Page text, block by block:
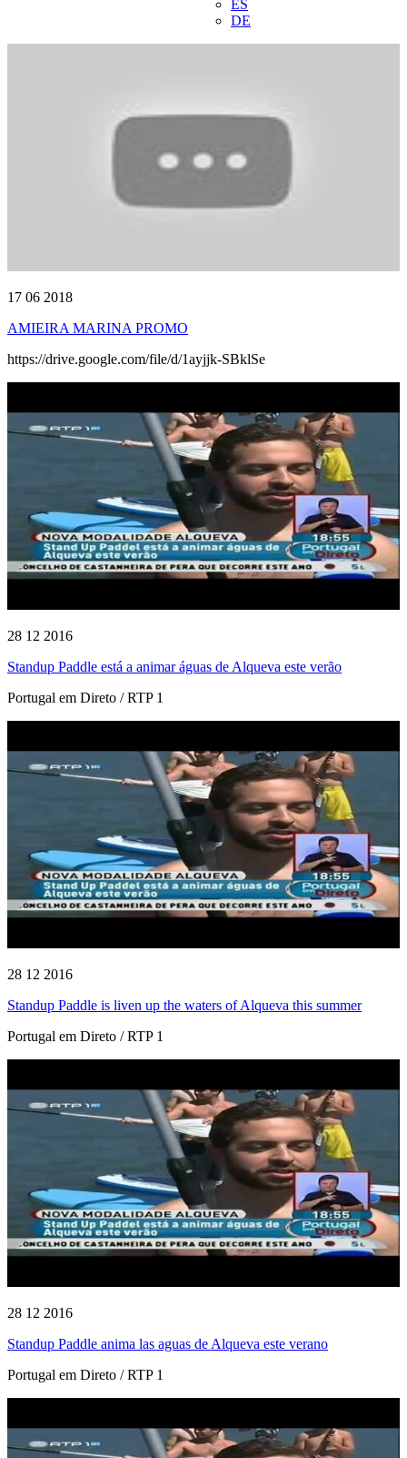
ES
DE
17 06 2018
AMIEIRA MARINA PROMO
https://drive.google.com/file/d/1ayjjk-SBklSe
28 12 2016
Standup Paddle está a animar águas de Alqueva este verão
Portugal em Direto / RTP 1
28 12 2016
Standup Paddle is liven up the waters of Alqueva this summer
Portugal em Direto / RTP 1
28 12 2016
Standup Paddle anima las aguas de Alqueva este verano
Portugal em Direto / RTP 1